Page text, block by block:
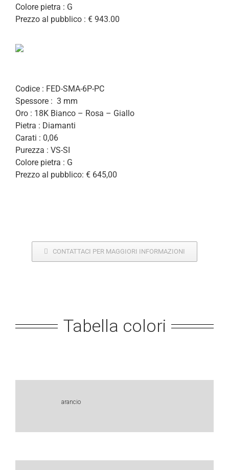
Colore pietra : G
Prezzo al pubblico : € 943.00
Codice : FED-SMA-6P-PC
Spessore : 3 mm
Oro : 18K Bianco – Rosa – Giallo
Pietra : Diamanti
Carati : 0,06
Purezza : VS-SI
Colore pietra : G
Prezzo al pubblico: € 645,00
CONTATTACI PER MAGGIORI INFORMAZIONI
Tabella colori
arancio